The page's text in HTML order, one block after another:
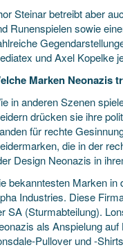
Steinar betreibt aber
Runenspielen sowie
und Axel Kopelke
Marken Neonazis
in anderen Szenen
drücken sie ihre
für rechte
die in der
Design Neonazis in
bekanntesten Marken in
Industries. Diese
SA (Sturmabteilung).
als Anspielung
Pullover und -